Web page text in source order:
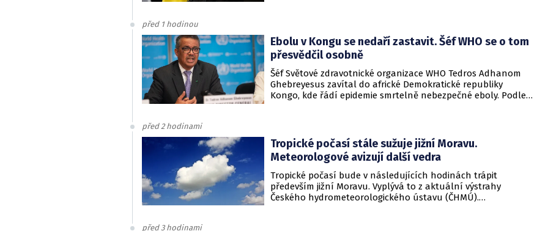
před 1 hodinou
Ebolu v Kongu se nedaří zastavit. Šéf WHO se o tom
přesvědčil osobně
Šéf Světové zdravotnické organizace WHO Tedros Adhanom
Ghebreyesus zavítal do africké Demokratické republiky
Kongo, kde řádí epidemie smrtelně nebezpečné eboly. Podle
před 2 hodinami
Tropické počasí stále sužuje jižní Moravu.
Meteorologové avizují další vedra
Tropické počasí bude v následujících hodinách trápit
především jižní Moravu. Vyplývá to z aktuální výstrahy
Českého hydrometeorologického ústavu (ČHMÚ).
před 3 hodinami